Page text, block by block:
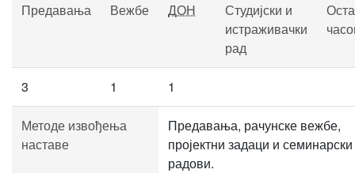
Предавања Вежбе ДОН
Студијски и
истраживачки
рад
3 1 1
Методе извођења
наставе
Предавања, рачунске вежбе,
пројектни задаци и семинарски
радови.